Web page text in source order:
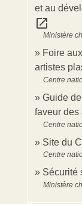
et au
open_in_new
Ministère
Foire
artistes
Centre
Guide
faveur des
Centre
Site du
Centre
Sécurité
Ministère